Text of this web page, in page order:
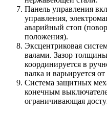
Панель управления
управления,
аварийный стоп
положения).
Эксцентриковая
валами. Зазор
координируется в
валка и варьируется
Система защитных
конечным
ограничивающая